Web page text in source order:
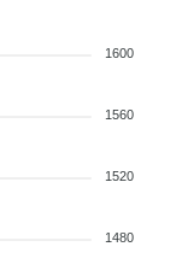
1600
1560
1520
1480